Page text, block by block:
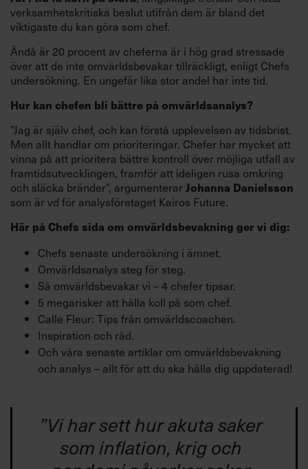
verksamhetskritiska beslut utifrån dem är bland det
viktigaste du kan göra som chef.
Ändå är 20 procent av cheferna är i hög grad stressade
över att de inte omvärldsbevakar tillräckligt, enligt Chefs
undersökning. En ungefär lika stor andel har inte tid.
Hur kan chefen bli bättre på omvärldsanalys?
”Jag är själv chef, och kan förstå upplevelsen av tidsbrist.
Men allt handlar om prioriteringar. Chefer har mycket att
vinna på att prioritera bättre kontroll över möjliga utfall av
framtidsutvecklingen, framför att ideligen rusa omkring
och släcka bränder”, argumenterarJohanna Danielsson
som är vd för analysföretaget Kairos Future.
Här på Chefs sida om omvärldsbevakning ger vi dig:
Chefs senaste undersökning i ämnet.
Omvärldsanalys steg för steg.
Så omvärldsbevakar vi – 4 chefer tipsar.
5 megarisker att hålla koll på som chef.
Calle Fleur: Tips från omvärldscoachen.
Inspiration och råd.
Och våra senaste artiklar om omvärldsbevakning
och analys – allt för att du ska hålla dig uppdaterad!
”Vi har sett hur akuta saker
som inflation, krig och